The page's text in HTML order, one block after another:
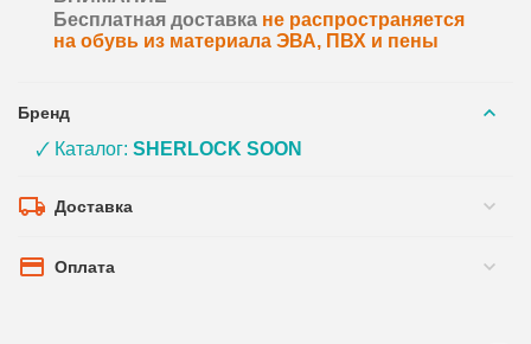
Бесплатная доставка не распространяется
на обувь из материала ЭВА, ПВХ и пены
Бренд
🗸 Каталог:SHERLOCK SOON
Доставка
Оплата